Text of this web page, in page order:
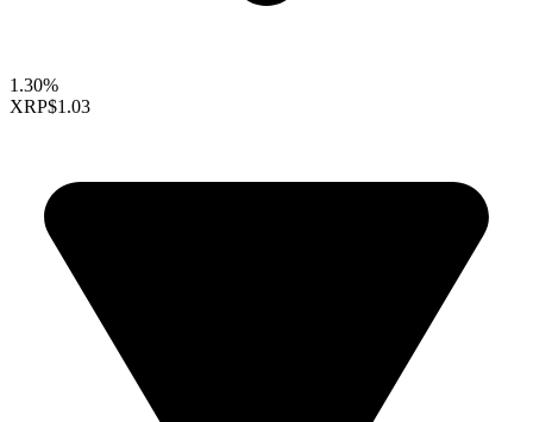
1.30%
XRP$1.03